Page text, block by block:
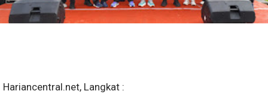
Hariancentral.net, Langkat :